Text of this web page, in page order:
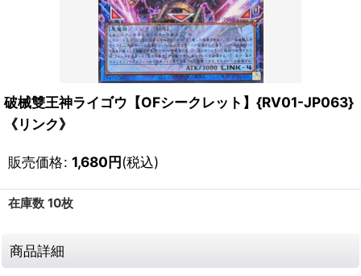
破械雙王神ライゴウ【OFシークレット】{RV01-JP063}
《リンク》
販売価格: 1,680円(税込)
在庫数 10枚
商品詳細